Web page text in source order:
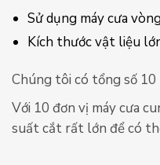
Sử dụng máy cưa
Kích thước vật liệu
Chúng tôi có tổng số 10
Với 10 đơn vị máy cưa
suất cắt rất lớn để có